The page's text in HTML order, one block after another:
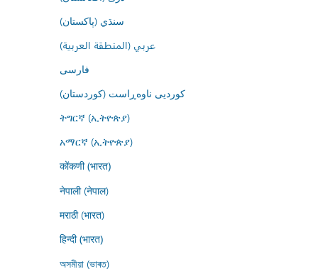
سنڌي (پاکستان)
عربي (المنطقة العربية)
فارسى
کوردیی ناوەڕاست (کوردستان)
ትግርኛ (ኢትዮጵያ)
አማርኛ (ኢትዮጵያ)
कोंकणी (भारत)
नेपाली (नेपाल)
मराठी (भारत)
हिन्दी (भारत)
অসমীয়া (ভাৰত)